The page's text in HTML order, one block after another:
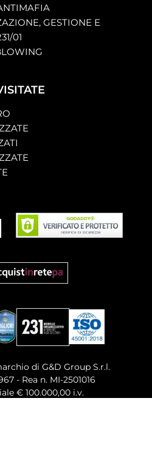
GESTIONE E
01
di G&D Group S.r.l.
- Rea n. MI-2501016
€ 100.000,00 i.v.